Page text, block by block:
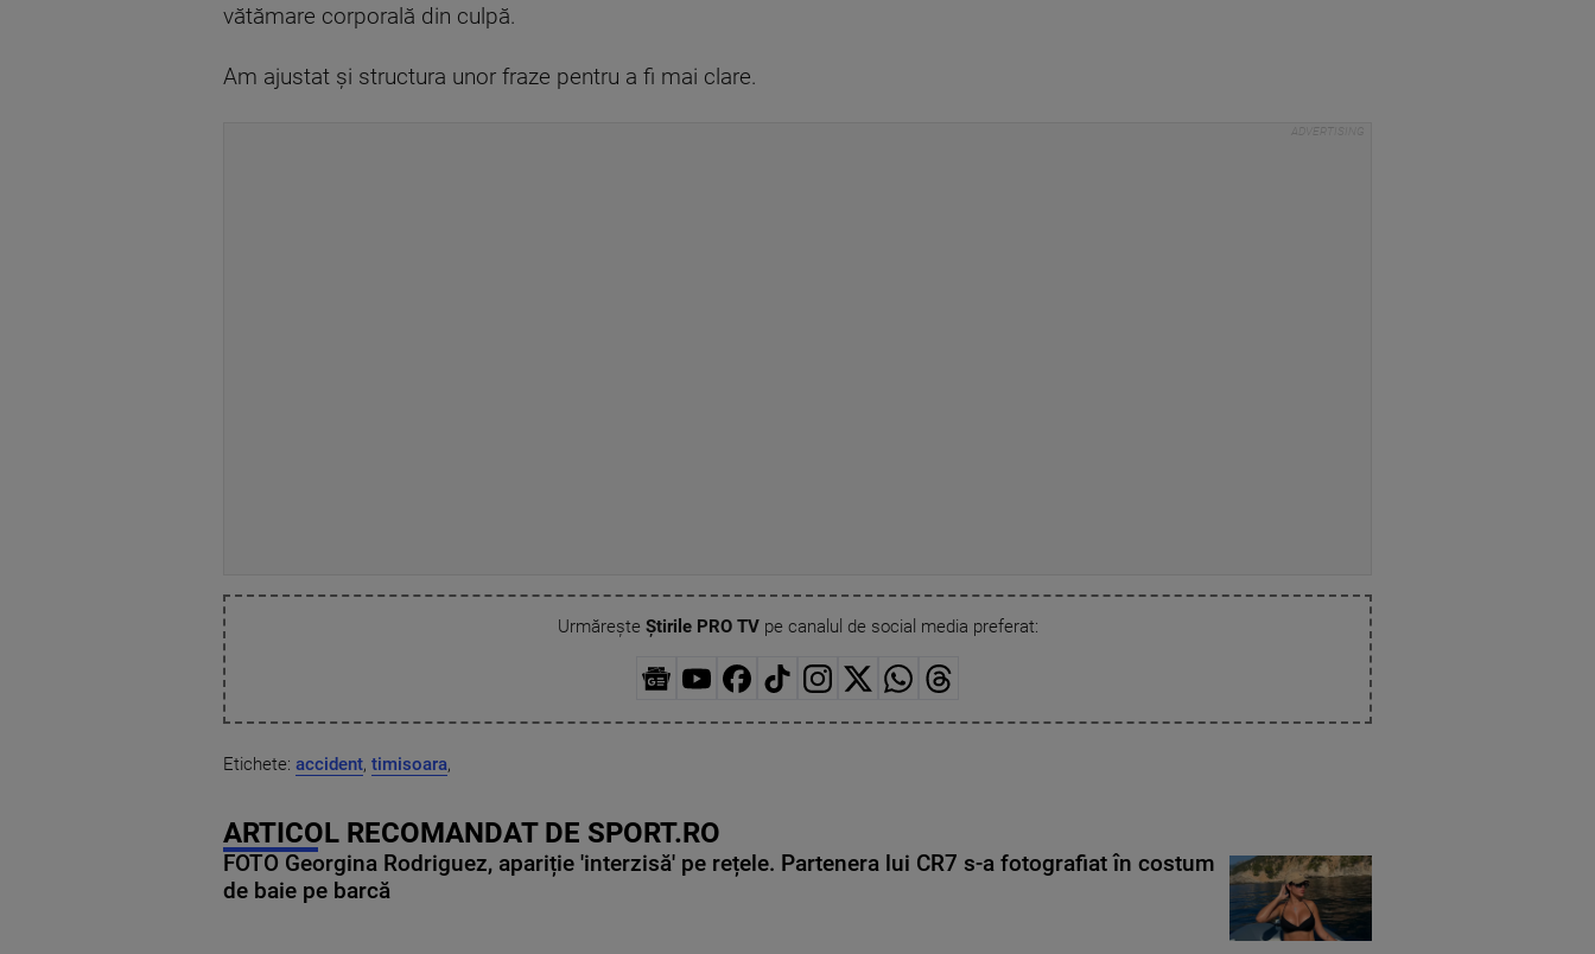
vătămare corporală din culpă.
Am ajustat și structura unor fraze pentru a fi mai clare.
Urmărește Știrile PRO TVpe canalul de social media preferat:
Etichete: accident, timisoara,
ARTICOL RECOMANDAT DE SPORT.RO
FOTO Georgina Rodriguez, apariție 'interzisă' pe rețele. Partenera lui CR7 s-a fotografiat în costum
de baie pe barcă